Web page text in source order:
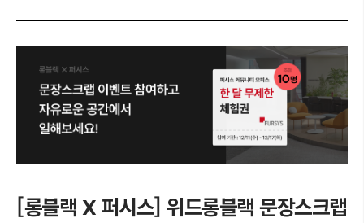
[롱블랙 X 퍼시스] 위드롱블랙 문장스크랩